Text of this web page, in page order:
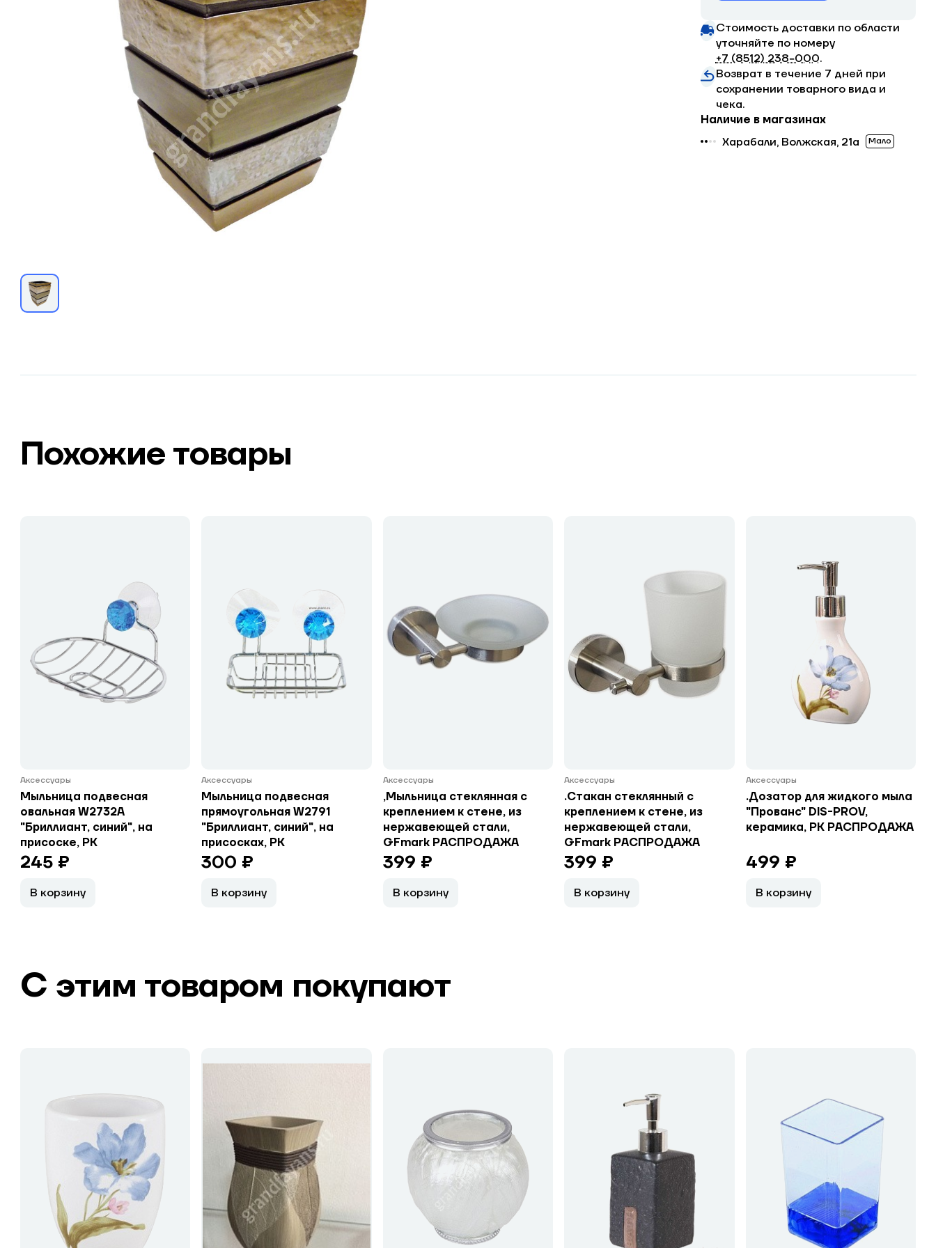
Стоимость доставки по области
уточняйте по номеру
+7 (8512) 238−000.
Возврат в течение 7 дней при
сохранении товарного вида и
чека.
Наличие в магазинах
Харабали, Волжская, 21а
Мало
Похожие товары
Аксессуары
Мыльница подвесная
овальная W2732A
"Бриллиант, синий", на
присоске, РК
245 ₽
В корзину
Аксессуары
Мыльница подвесная
прямоугольная W2791
"Бриллиант, синий", на
присосках, РК
300 ₽
В корзину
Аксессуары
,Мыльница стеклянная с
креплением к стене, из
нержавеющей стали,
GFmark РАСПРОДАЖА
399 ₽
В корзину
Аксессуары
.Стакан стеклянный с
креплением к стене, из
нержавеющей стали,
GFmark РАСПРОДАЖА
399 ₽
В корзину
Аксессуары
.Дозатор для жидкого мыла
"Прованс" DIS-PROV,
керамика, РК РАСПРОДАЖА
499 ₽
В корзину
С этим товаром покупают